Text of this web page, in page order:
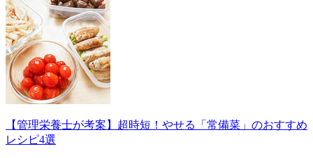
【管理栄養士が考案】超時短！やせる「常備菜」のおすすめ
レシピ4選